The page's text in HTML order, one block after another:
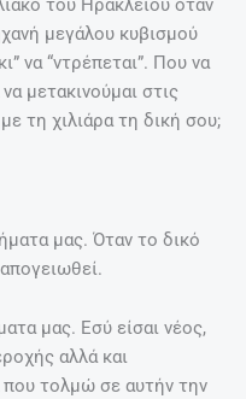
του Ηρακλείου όταν
μεγάλου κυβισμού
να “ντρέπεται”. Που να
μετακινούμαι στις
τη χιλιάρα τη δική σου;
μας. Όταν το δικό
μας. Εσύ είσαι νέος,
αλλά και
που τολμώ σε αυτήν την